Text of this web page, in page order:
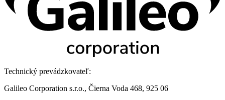
Technický prevádzkovateľ:
Galileo Corporation s.r.o., Čierna Voda 468, 925 06